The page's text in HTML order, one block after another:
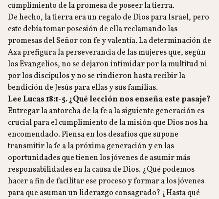
cumplimiento de la promesa de poseer la tierra.
De hecho, la tierra era un regalo de Dios para Israel, pero
este debía tomar posesión de ella reclamando las
promesas del Señor con fe y valentía. La determinación de
Axa prefigura la perseverancia de las mujeres que, según
los Evangelios, no se dejaron intimidar por la multitud ni
por los discípulos y no se rindieron hasta recibir la
bendición de Jesús para ellas y sus familias.
Lee Lucas 18:1-5. ¿Qué lección nos enseña este pasaje?
Entregar la antorcha de la fe a la siguiente generación es
crucial para el cumplimiento de la misión que Dios nos ha
encomendado. Piensa en los desafíos que supone
transmitir la fe a la próxima generación y en las
oportunidades que tienen los jóvenes de asumir más
responsabilidades en la causa de Dios. ¿Qué podemos
hacer a fin de facilitar ese proceso y formar a los jóvenes
para que asuman un liderazgo consagrado? ¿Hasta qué